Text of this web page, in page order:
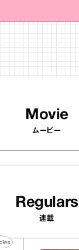
Movie
ムービー
Regulars
連載